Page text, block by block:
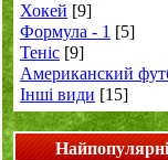
Хокей [9]
Формула - 1 [5]
Теніс [9]
Американский
Інші види [15]